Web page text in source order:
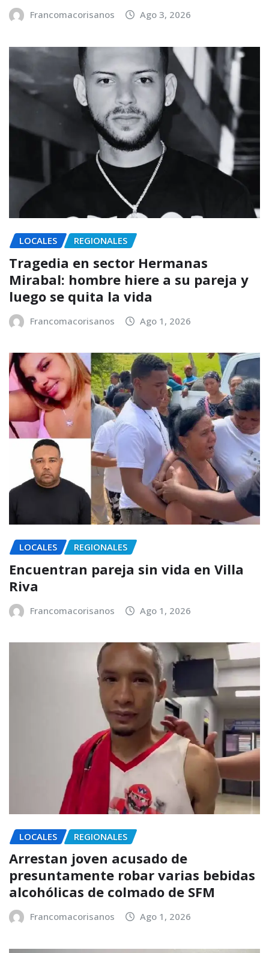
Francomacorisanos Ago 3, 2026
LOCALES REGIONALES
Tragedia en sector Hermanas
Mirabal: hombre hiere a su pareja y
luego se quita la vida
Francomacorisanos Ago 1, 2026
LOCALES REGIONALES
Encuentran pareja sin vida en Villa
Riva
Francomacorisanos Ago 1, 2026
LOCALES REGIONALES
Arrestan joven acusado de
presuntamente robar varias bebidas
alcohólicas de colmado de SFM
Francomacorisanos Ago 1, 2026